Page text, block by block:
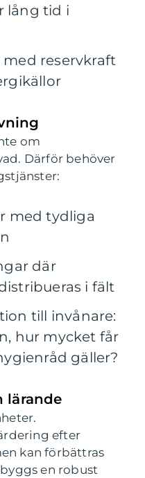
lång tid i
reservkraft
om
Därför behöver
med tydliga
där
i fält
till invånare:
hur mycket får
gäller?
lärande
efter
kan förbättras
en robust